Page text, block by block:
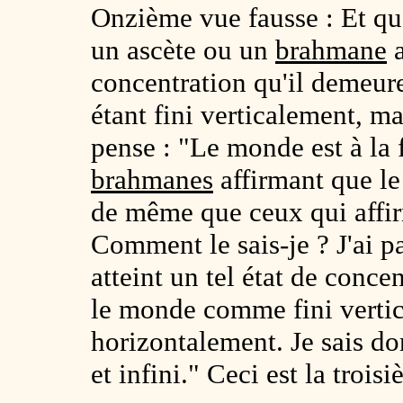
Onzième vue fausse : Et
un ascète ou un brahmane
concentration qu'il
étant fini verticalement,
pense : "Le monde est à
brahmanes affirmant que
de même que ceux qui
Comment le sais-je ? J'ai
atteint un tel état de
le monde comme fini
horizontalement. Je sais
et infini." Ceci est la